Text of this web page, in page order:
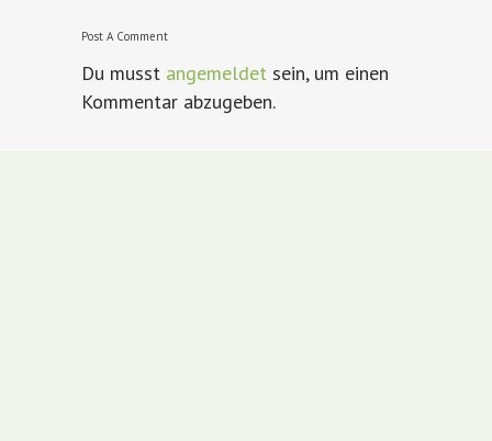
Post A Comment
Du musst angemeldet sein, um einen
Kommentar abzugeben.